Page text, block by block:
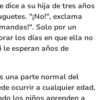
dice a su hija de tres años
"¡No!", exclama
Solo por un
los días en que ella no
esperan años de
una parte normal del
ocurrir a cualquier edad,
los niños aprenden a